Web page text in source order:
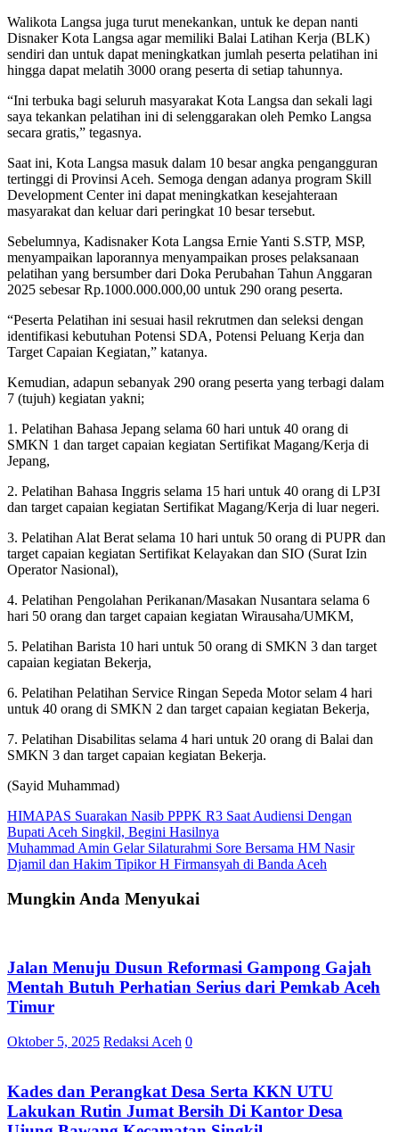
Walikota Langsa juga turut menekankan, untuk ke depan nanti
Disnaker Kota Langsa agar memiliki Balai Latihan Kerja (BLK)
sendiri dan untuk dapat meningkatkan jumlah peserta pelatihan ini
hingga dapat melatih 3000 orang peserta di setiap tahunnya.
“Ini terbuka bagi seluruh masyarakat Kota Langsa dan sekali lagi
saya tekankan pelatihan ini di selenggarakan oleh Pemko Langsa
secara gratis,” tegasnya.
Saat ini, Kota Langsa masuk dalam 10 besar angka pengangguran
tertinggi di Provinsi Aceh. Semoga dengan adanya program Skill
Development Center ini dapat meningkatkan kesejahteraan
masyarakat dan keluar dari peringkat 10 besar tersebut.
Sebelumnya, Kadisnaker Kota Langsa Ernie Yanti S.STP, MSP,
menyampaikan laporannya menyampaikan proses pelaksanaan
pelatihan yang bersumber dari Doka Perubahan Tahun Anggaran
2025 sebesar Rp.1000.000.000,00 untuk 290 orang peserta.
“Peserta Pelatihan ini sesuai hasil rekrutmen dan seleksi dengan
identifikasi kebutuhan Potensi SDA, Potensi Peluang Kerja dan
Target Capaian Kegiatan,” katanya.
Kemudian, adapun sebanyak 290 orang peserta yang terbagi dalam
7 (tujuh) kegiatan yakni;
1. Pelatihan Bahasa Jepang selama 60 hari untuk 40 orang di
SMKN 1 dan target capaian kegiatan Sertifikat Magang/Kerja di
Jepang,
2. Pelatihan Bahasa Inggris selama 15 hari untuk 40 orang di LP3I
dan target capaian kegiatan Sertifikat Magang/Kerja di luar negeri.
3. Pelatihan Alat Berat selama 10 hari untuk 50 orang di PUPR dan
target capaian kegiatan Sertifikat Kelayakan dan SIO (Surat Izin
Operator Nasional),
4. Pelatihan Pengolahan Perikanan/Masakan Nusantara selama 6
hari 50 orang dan target capaian kegiatan Wirausaha/UMKM,
5. Pelatihan Barista 10 hari untuk 50 orang di SMKN 3 dan target
capaian kegiatan Bekerja,
6. Pelatihan Pelatihan Service Ringan Sepeda Motor selam 4 hari
untuk 40 orang di SMKN 2 dan target capaian kegiatan Bekerja,
7. Pelatihan Disabilitas selama 4 hari untuk 20 orang di Balai dan
SMKN 3 dan target capaian kegiatan Bekerja.
(Sayid Muhammad)
Navigasi
pos
HIMAPAS Suarakan Nasib PPPK R3 Saat Audiensi Dengan
Bupati Aceh Singkil, Begini Hasilnya
Muhammad Amin Gelar Silaturahmi Sore Bersama HM Nasir
Djamil dan Hakim Tipikor H Firmansyah di Banda Aceh
Mungkin Anda Menyukai
Jalan Menuju Dusun Reformasi Gampong Gajah
Mentah Butuh Perhatian Serius dari Pemkab Aceh
Timur
Oktober 5, 2025 Redaksi Aceh 0
Kades dan Perangkat Desa Serta KKN UTU
Lakukan Rutin Jumat Bersih Di Kantor Desa